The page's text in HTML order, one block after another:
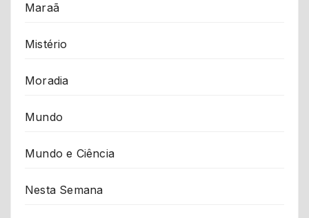
Maraã
Mistério
Moradia
Mundo
Mundo e Ciência
Nesta Semana